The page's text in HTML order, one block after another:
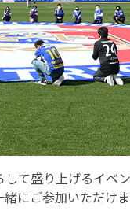
て盛り上げるイベン
にご参加いただけま